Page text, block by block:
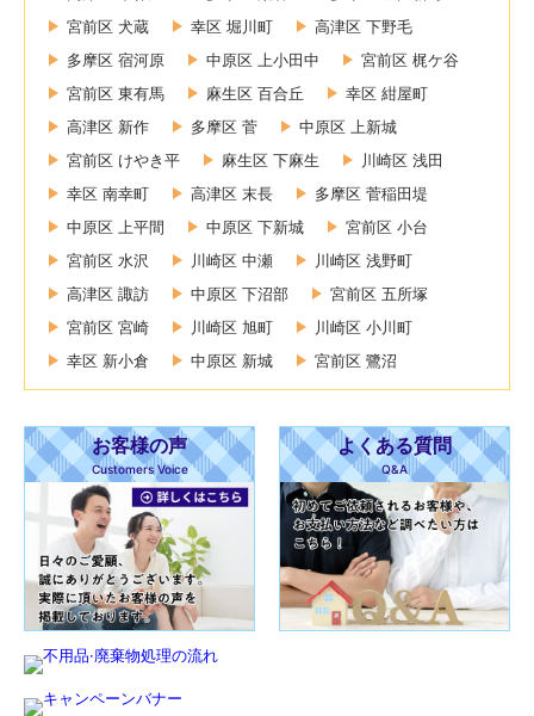
宮前区 犬蔵
幸区 堀川町
高津区 下野毛
多摩区 宿河原
中原区 上小田中
宮前区 梶ケ谷
宮前区 東有馬
麻生区 百合丘
幸区 紺屋町
高津区 新作
多摩区 菅
中原区 上新城
宮前区 けやき平
麻生区 下麻生
川崎区 浅田
幸区 南幸町
高津区 末長
多摩区 菅稲田堤
中原区 上平間
中原区 下新城
宮前区 小台
宮前区 水沢
川崎区 中瀬
川崎区 浅野町
高津区 諏訪
中原区 下沼部
宮前区 五所塚
宮前区 宮崎
川崎区 旭町
川崎区 小川町
幸区 新小倉
中原区 新城 宮前区 鷺沼
お客様の声
Customers Voice
よくある質問
Q&A